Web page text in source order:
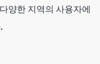
양한 지역의 사용자에